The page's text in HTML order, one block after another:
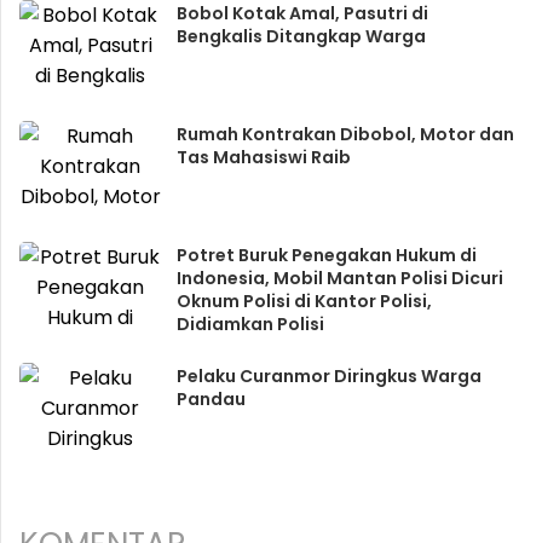
Bobol Kotak Amal, Pasutri di
Bengkalis Ditangkap Warga
Rumah Kontrakan Dibobol, Motor dan
Tas Mahasiswi Raib
Potret Buruk Penegakan Hukum di
Indonesia, Mobil Mantan Polisi Dicuri
Oknum Polisi di Kantor Polisi,
Didiamkan Polisi
Pelaku Curanmor Diringkus Warga
Pandau